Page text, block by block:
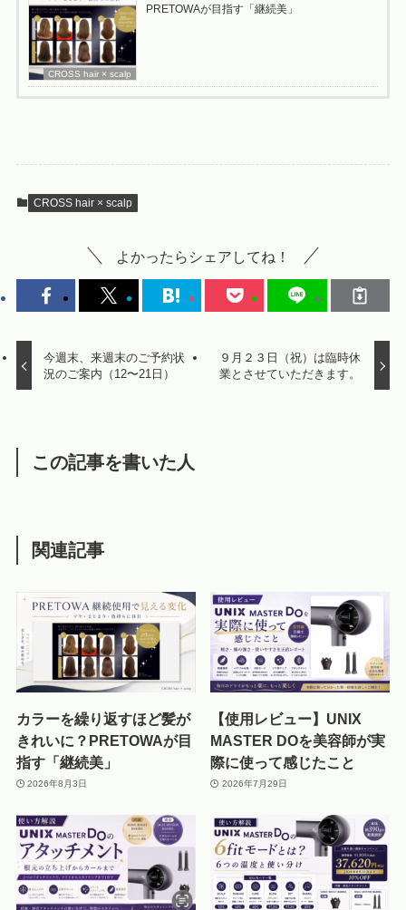
CROSS hair × scalp
PRETOWAが目指す「継続美」
CROSS hair × scalp
よかったらシェアしてね！
今週末、来週末のご予約状
況のご案内（12〜21日）
９月２３日（祝）は臨時休
業とさせていただきます。
この記事を書いた人
関連記事
カラーを繰り返すほど髪が
きれいに？PRETOWAが目
指す「継続美」
2026年8月3日
【使用レビュー】UNIX
MASTER DOを美容師が実
際に使って感じたこと
2026年7月29日